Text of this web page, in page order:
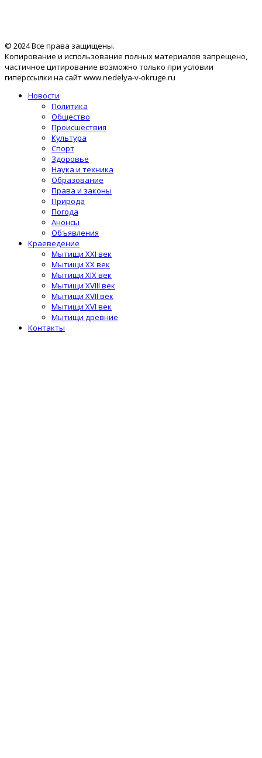
© 2024 Все права защищены.
Копирование и использование полных материалов запрещено,
частичное цитирование возможно только при условии
гиперссылки на сайт www.nedelya-v-okruge.ru
Новости
Политика
Общество
Происшествия
Культура
Спорт
Здоровье
Наука и техника
Образование
Права и законы
Природа
Погода
Анонсы
Объявления
Краеведение
Мытищи XXI век
Мытищи XX век
Мытищи XIX век
Мытищи XVIII век
Мытищи XVII век
Мытищи XVI век
Мытищи древние
Контакты